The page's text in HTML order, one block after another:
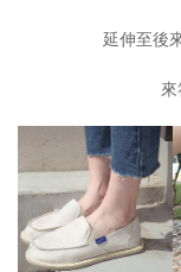
延伸至後
來